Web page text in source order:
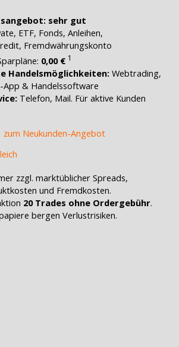
sehr gut
ETF, Fonds, Anleihen,
Fremdwährungskonto
0,00 € 1
Handelsmöglichkeiten:Webtrading,
App & Handelssoftware
Telefon, Mail. Für aktive Kunden
zum Neukunden-Angebot
zzgl. marktüblicher Spreads,
und Fremdkosten.
20 Trades ohne Ordergebühr.
bergen Verlustrisiken.